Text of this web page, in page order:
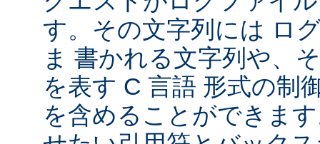
す。その文字列には ロ
ま 書かれる文字列や、
を表す C 言語 形式の制
を含めることができま